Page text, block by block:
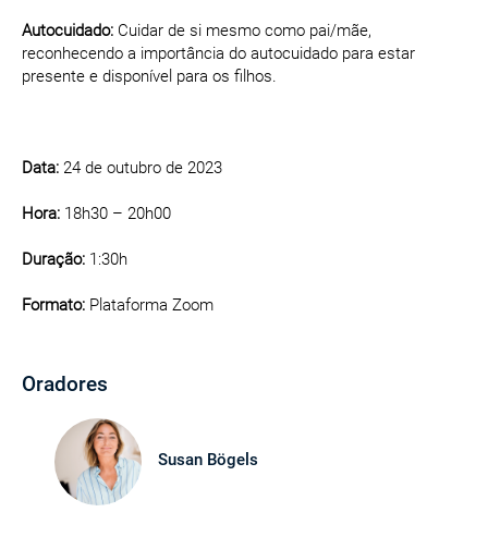
Autocuidado: Cuidar de si mesmo como pai/mãe,
reconhecendo a importância do autocuidado para estar
presente e disponível para os filhos.
Data: 24 de outubro de 2023
Hora: 18h30 – 20h00
Duração: 1:30h
Formato: Plataforma Zoom
Oradores
Susan Bögels